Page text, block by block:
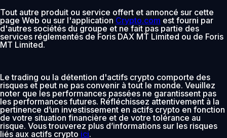
Tout autre produit ou service offert et annoncé sur cette
page Web ou sur l'application Crypto.com est fourni par
d'autres sociétés du groupe et ne fait pas partie des
services réglementés de Foris DAX MT Limited ou de Foris
MT Limited.
Le trading ou la détention d'actifs crypto comporte des
risques et peut ne pas convenir à tout le monde. Veuillez
noter que les performances passées ne garantissent pas
les performances futures. Réfléchissez attentivement à la
pertinence d’un investissement en actifs crypto en fonction
de votre situation financière et de votre tolérance au
risque. Vous trouverez plus d’informations sur les risques
liés aux actifs crypto ici.